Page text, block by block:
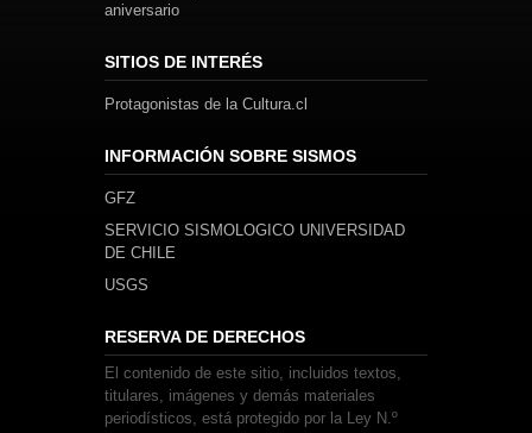
aniversario
SITIOS DE INTERÉS
Protagonistas de la Cultura.cl
INFORMACIÓN SOBRE SISMOS
GFZ
SERVICIO SISMOLOGICO UNIVERSIDAD
DE CHILE
USGS
RESERVA DE DERECHOS
El contenido de este sitio, incluidos textos,
titulares, imágenes y demás materiales
periodísticos, está protegido por la Ley N.º